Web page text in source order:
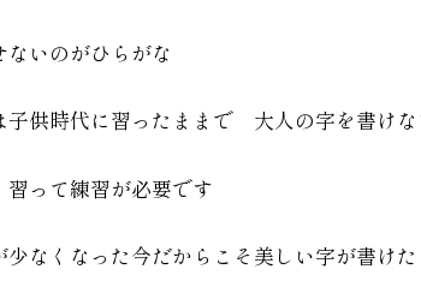
いのがひらがな
子供時代に習ったままで 大人の字を書けな
って練習が必要です
少なくなった今だからこそ美しい字が書け